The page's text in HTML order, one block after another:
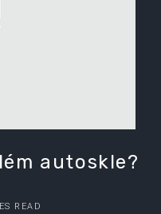
autoskle?
READ